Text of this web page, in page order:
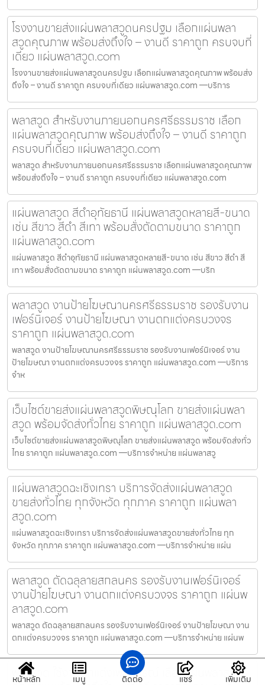
โรงงานขายส่งแผ่นพลาสวูดนครปฐม เลือกแผ่นพลา
สวูดคุณภาพ พร้อมส่งถึงใจ – งานดี ราคาถูก ครบจบที่
เดียว แผ่นพลาสวูด.com
โรงงานขายส่งแผ่นพลาสวูดนครปฐม เลือกแผ่นพลาสวูดคุณภาพ พร้อมส่ง
ถึงใจ – งานดี ราคาถูก ครบจบที่เดียว แผ่นพลาสวูด.com —บริการ
พลาสวูด สำหรับงานภายนอกนครศรีธรรมราช เลือก
แผ่นพลาสวูดคุณภาพ พร้อมส่งถึงใจ – งานดี ราคาถูก
ครบจบที่เดียว แผ่นพลาสวูด.com
พลาสวูด สำหรับงานภายนอกนครศรีธรรมราช เลือกแผ่นพลาสวูดคุณภาพ
พร้อมส่งถึงใจ – งานดี ราคาถูก ครบจบที่เดียว แผ่นพลาสวูด.com
แผ่นพลาสวูด สีดำอุทัยธานี แผ่นพลาสวูดหลายสี-ขนาด
เช่น สีขาว สีดำ สีเทา พร้อมสั่งตัดตามขนาด ราคาถูก
แผ่นพลาสวูด.com
แผ่นพลาสวูด สีดำอุทัยธานี แผ่นพลาสวูดหลายสี-ขนาด เช่น สีขาว สีดำ สี
เทา พร้อมสั่งตัดตามขนาด ราคาถูก แผ่นพลาสวูด.com —บริก
พลาสวูด งานป้ายโฆษณานครศรีธรรมราช รองรับงาน
เฟอร์นิเจอร์ งานป้ายโฆษณา งานตกแต่งครบวงจร
ราคาถูก แผ่นพลาสวูด.com
พลาสวูด งานป้ายโฆษณานครศรีธรรมราช รองรับงานเฟอร์นิเจอร์ งาน
ป้ายโฆษณา งานตกแต่งครบวงจร ราคาถูก แผ่นพลาสวูด.com —บริการ
จำห
เว็บไซต์ขายส่งแผ่นพลาสวูดพิษณุโลก ขายส่งแผ่นพลา
สวูด พร้อมจัดส่งทั่วไทย ราคาถูก แผ่นพลาสวูด.com
เว็บไซต์ขายส่งแผ่นพลาสวูดพิษณุโลก ขายส่งแผ่นพลาสวูด พร้อมจัดส่งทั่ว
ไทย ราคาถูก แผ่นพลาสวูด.com —บริการจำหน่าย แผ่นพลาสวู
แผ่นพลาสวูดฉะเชิงเทรา บริการจัดส่งแผ่นพลาสวูด
ขายส่งทั่วไทย ทุกจังหวัด ทุกภาค ราคาถูก แผ่นพลา
สวูด.com
แผ่นพลาสวูดฉะเชิงเทรา บริการจัดส่งแผ่นพลาสวูดขายส่งทั่วไทย ทุก
จังหวัด ทุกภาค ราคาถูก แผ่นพลาสวูด.com —บริการจำหน่าย แผ่น
พลาสวูด ตัดฉลุลายสกลนคร รองรับงานเฟอร์นิเจอร์
งานป้ายโฆษณา งานตกแต่งครบวงจร ราคาถูก แผ่นพ
ลาสวูด.com
พลาสวูด ตัดฉลุลายสกลนคร รองรับงานเฟอร์นิเจอร์ งานป้ายโฆษณา งาน
ตกแต่งครบวงจร ราคาถูก แผ่นพลาสวูด.com —บริการจำหน่าย แผ่นพ
พลาสวูด ใช้งานตกแต่งเพชรบูรณ์ เลือกแผ่นพลาสวูด
หน้าหลัก เมนู ติดต่อ แชร์ เพิ่มเติม